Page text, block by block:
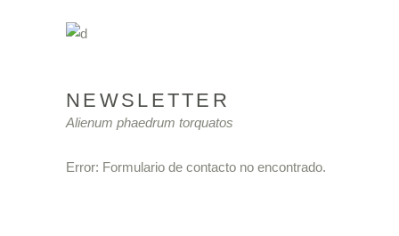
NEWSLETTER
Alienum phaedrum torquatos
Error: Formulario de contacto no encontrado.